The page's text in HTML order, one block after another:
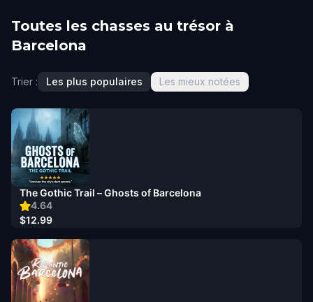
Toutes les chasses au trésor à
Barcelona
Trier : Les plus populaires Les mieux notées
4.64
The Gothic Trail – Ghosts of Barcelona
$12.99